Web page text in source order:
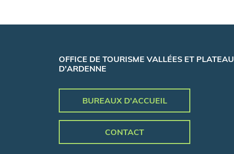
OFFICE DE TOURISME VALLÉES ET PLATEAU
D'ARDENNE
BUREAUX D'ACCUEIL
CONTACT